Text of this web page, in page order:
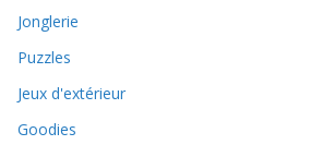
Jonglerie
Puzzles
Jeux d'extérieur
Goodies